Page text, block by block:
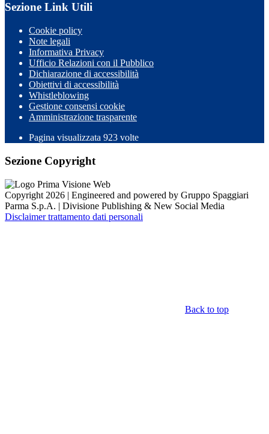
Sezione Link Utili
Cookie policy
Note legali
Informativa Privacy
Ufficio Relazioni con il Pubblico
Dichiarazione di accessibilità
Obiettivi di accessibilità
Whistleblowing
Gestione consensi cookie
Amministrazione trasparente
Pagina visualizzata 923 volte
Sezione Copyright
Copyright 2026 | Engineered and powered by Gruppo Spaggiari
Parma S.p.A. | Divisione Publishing & New Social Media
Disclaimer trattamento dati personali
Back to top